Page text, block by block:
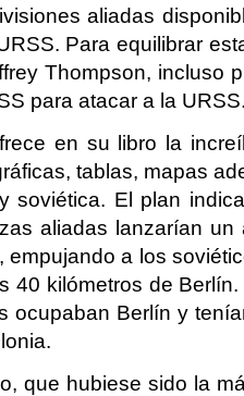
aliadas
Para equilibrar
Thompson, incluso
para atacar a la
en su libro la
tablas, mapas
soviética. El plan
aliadas lanzarían
empujando a los
40 kilómetros de
ocupaban Berlín y
que hubiese sido la